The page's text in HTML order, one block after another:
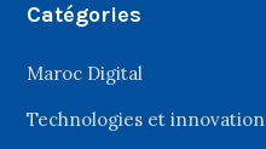
Catégories
Maroc Digital
Technologies et innovation